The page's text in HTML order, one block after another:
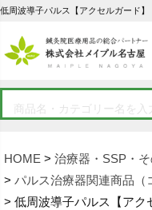
HOME
治療器・SSP・
パルス治療器関連商品（
低周波導子パルス【ア